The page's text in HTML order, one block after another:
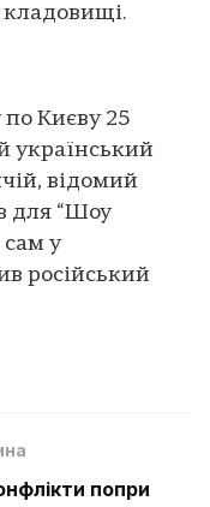
по Києву 25
український
відомий
для “Шоу
сам у
російський
попри